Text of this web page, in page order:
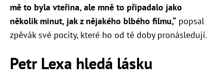
mě to byla vteřina, ale mně to připadalo jako
několik minut, jak z nějakého blbého filmu,“ popsal
zpěvák své pocity, které ho od té doby pronásledují.
Petr Lexa hledá lásku